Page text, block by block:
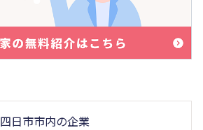
四日市市内の企業